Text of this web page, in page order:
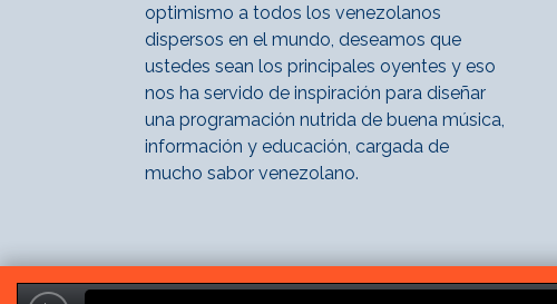
optimismo a todos los venezolanos
dispersos en el mundo, deseamos que
ustedes sean los principales oyentes y eso
nos ha servido de inspiración para diseñar
una programación nutrida de buena música,
información y educación, cargada de
mucho sabor venezolano.